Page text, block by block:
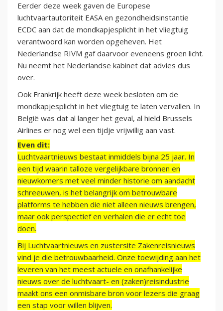
Eerder deze week gaven de Europese
luchtvaartautoriteit EASA en gezondheidsinstantie
ECDC aan dat de mondkapjesplicht in het vliegtuig
verantwoord kan worden opgeheven. Het
Nederlandse RIVM gaf daarvoor eveneens groen licht.
Nu neemt het Nederlandse kabinet dat advies dus
over.
Ook Frankrijk heeft deze week besloten om de
mondkapjesplicht in het vliegtuig te laten vervallen. In
België was dat al langer het geval, al hield Brussels
Airlines er nog wel een tijdje vrijwillig aan vast.
Even dit:
Luchtvaartnieuws bestaat inmiddels bijna 25 jaar. In
een tijd waarin talloze vergelijkbare bronnen en
nieuwkomers met veel minder historie om aandacht
schreeuwen, is het belangrijk om betrouwbare
platforms te hebben die niet alleen nieuws brengen,
maar ook perspectief en verhalen die er echt toe
doen.
Bij Luchtvaartnieuws en zustersite Zakenreisnieuws
vind je die betrouwbaarheid. Onze toewijding aan het
leveren van het meest actuele en onafhankelijke
nieuws over de luchtvaart- en (zaken)reisindustrie
maakt ons een onmisbare bron voor lezers die graag
een stap voor willen blijven.